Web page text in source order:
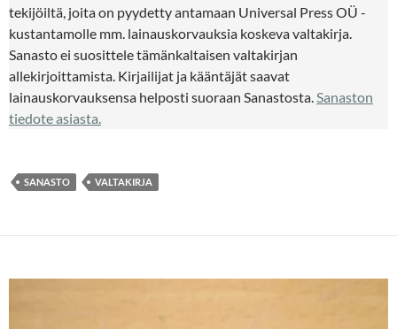
tekijöiltä, joita on pyydetty antamaan Universal Press OÜ -
kustantamolle mm. lainauskorvauksia koskeva valtakirja.
Sanasto ei suosittele tämänkaltaisen valtakirjan
allekirjoittamista. Kirjailijat ja kääntäjät saavat
lainauskorvauksensa helposti suoraan Sanastosta.Sanaston
tiedote asiasta.
SANASTO VALTAKIRJA